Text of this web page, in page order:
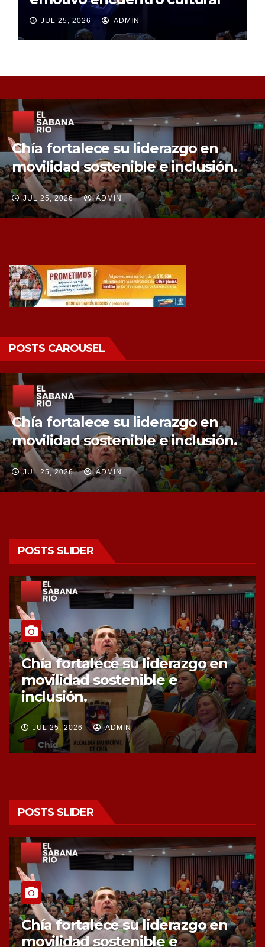
JUL 25, 2026 ADMIN
Chía fortalece la protección de sus
fuentes hídricas con la compra de
tres nuevos predios
JUL 25, 2026 ADMIN
POSTS CAROUSEL
Chía fortalece la protección de sus
fuentes hídricas con la compra de
tres nuevos predios
JUL 25, 2026 ADMIN
POSTS SLIDER
Chía fortalece la protección de
sus fuentes hídricas con la
compra de tres nuevos predios
JUL 25, 2026 ADMIN
POSTS SLIDER
Chía fortalece la protección de
sus fuentes hídricas con la